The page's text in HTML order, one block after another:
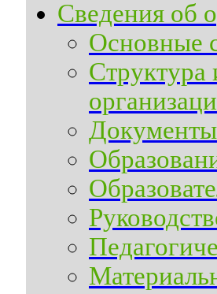
Сведения об
Основные
Структура
Документы